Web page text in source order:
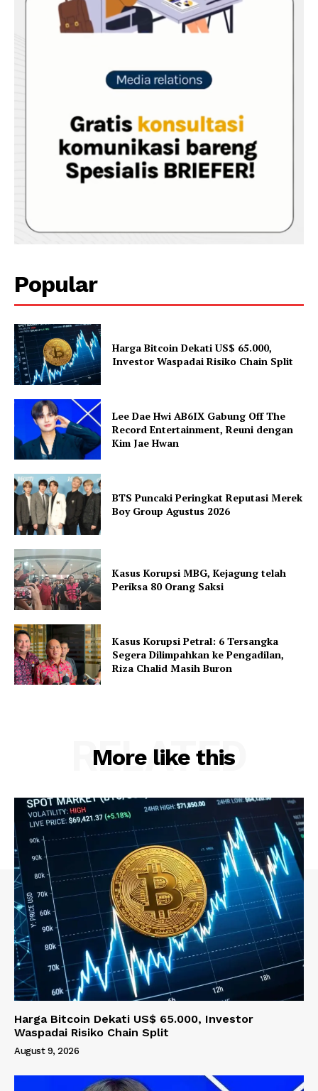
Popular
Harga Bitcoin Dekati US$ 65.000,
Investor Waspadai Risiko Chain Split
Lee Dae Hwi AB6IX Gabung Off The
Record Entertainment, Reuni dengan
Kim Jae Hwan
BTS Puncaki Peringkat Reputasi Merek
Boy Group Agustus 2026
Kasus Korupsi MBG, Kejagung telah
Periksa 80 Orang Saksi
Kasus Korupsi Petral: 6 Tersangka
Segera Dilimpahkan ke Pengadilan,
Riza Chalid Masih Buron
More like this
RELATED
Harga Bitcoin Dekati US$ 65.000, Investor
Waspadai Risiko Chain Split
August 9, 2026